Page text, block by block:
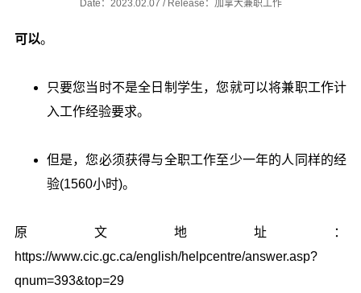
Date：2023.02.07 / Release：加拿大兼职工作
可以。
只要您当时不是全日制学生，您就可以将兼职工作计
入工作经验要求。
但是，您必须获得与全职工作至少一年的人同样的经
验(1560小时)。
原文地址：
https://www.cic.gc.ca/english/helpcentre/answer.asp?
qnum=393&top=29